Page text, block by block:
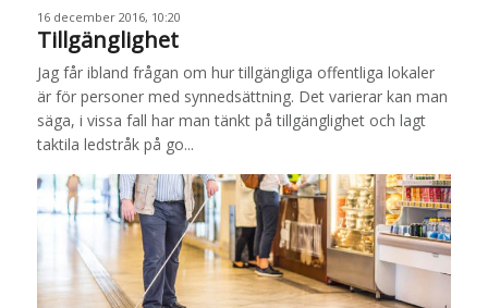
16 december 2016, 10:20
Tillgänglighet
Jag får ibland frågan om hur tillgängliga offentliga lokaler
är för personer med synnedsättning. Det varierar kan man
säga, i vissa fall har man tänkt på tillgänglighet och lagt
taktila ledstråk på go...